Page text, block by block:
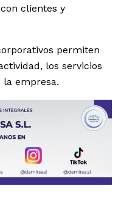
clientes y
permiten
los servicios
la empresa.